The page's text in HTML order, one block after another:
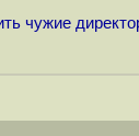
чужие